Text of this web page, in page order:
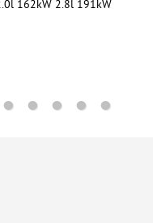
162kW 2.8l 191kW